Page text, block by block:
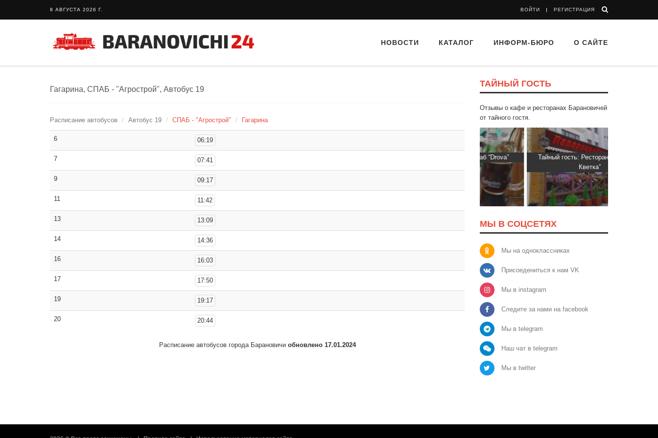
8 АВГУСТА 2026 Г. ВОЙТИ РЕГИСТРАЦИЯ
НОВОСТИ КАТАЛОГ ИНФОРМ-БЮРО О САЙТЕ
Гагарина, СПАБ - "Агрострой", Автобус 19
Расписание автобусов Автобус 19 СПАБ - "Агрострой" Гагарина
6 06:19
7 07:41
9 09:17
11 11:42
13 13:09
14 14:36
16 16:03
17 17:50
19 19:17
20 20:44
Расписание автобусов города Барановичи обновлено 17.01.2024
ТАЙНЫЙ ГОСТЬ
Отзывы о кафе и ресторанах Барановичей
от тайного гостя.
Тайный гость: Ресторан “Папараць
МЫ В СОЦСЕТЯХ
Мы на одноклассниках
Присоедениться к нам VK
Мы в instagram
Следите за нами на facebook
Мы в telegram
Наш чат в telegram
Мы в twitter